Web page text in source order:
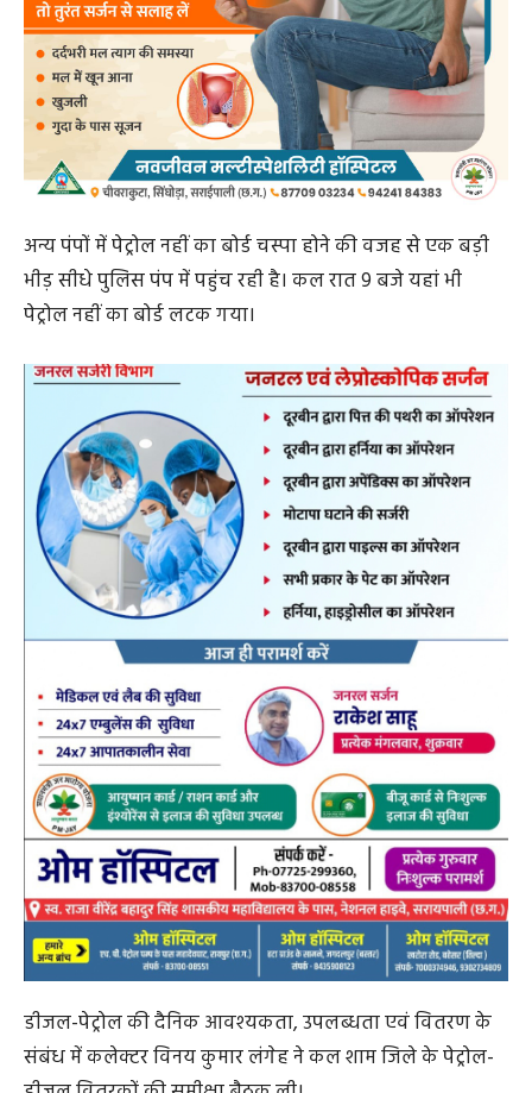
डीजल-पेट्रोल की दैनिक आवश्यकता, उपलब्धता एवं वितरण के
संबंध में कलेक्टर विनय कुमार लंगेह ने कल शाम जिले के पेट्रोल-
डीजल वितरकों की समीक्षा बैठक ली।